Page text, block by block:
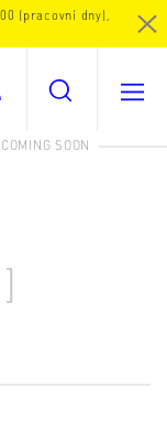
(pracovní dny),
COMING SOON